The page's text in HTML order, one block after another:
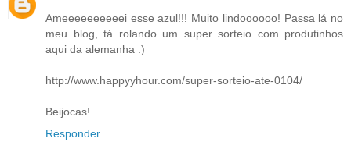
Ameeeeeeeeeei esse azul!!! Muito lindoooooo! Passa lá no
meu blog, tá rolando um super sorteio com produtinhos
aqui da alemanha :)
http://www.happyyhour.com/super-sorteio-ate-0104/
Beijocas!
Responder